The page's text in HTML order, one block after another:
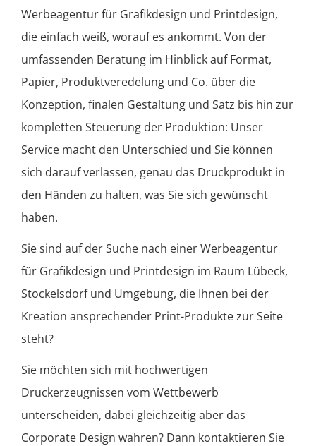
Werbeagentur für Grafikdesign und Printdesign,
die einfach weiß, worauf es ankommt. Von der
umfassenden Beratung im Hinblick auf Format,
Papier, Produktveredelung und Co. über die
Konzeption, finalen Gestaltung und Satz bis hin zur
kompletten Steuerung der Produktion: Unser
Service macht den Unterschied und Sie können
sich darauf verlassen, genau das Druckprodukt in
den Händen zu halten, was Sie sich gewünscht
haben.
Sie sind auf der Suche nach einer Werbeagentur
für Grafikdesign und Printdesign im Raum Lübeck,
Stockelsdorf und Umgebung, die Ihnen bei der
Kreation ansprechender Print-Produkte zur Seite
steht?
Sie möchten sich mit hochwertigen
Druckerzeugnissen vom Wettbewerb
unterscheiden, dabei gleichzeitig aber das
Corporate Design wahren? Dann kontaktieren Sie